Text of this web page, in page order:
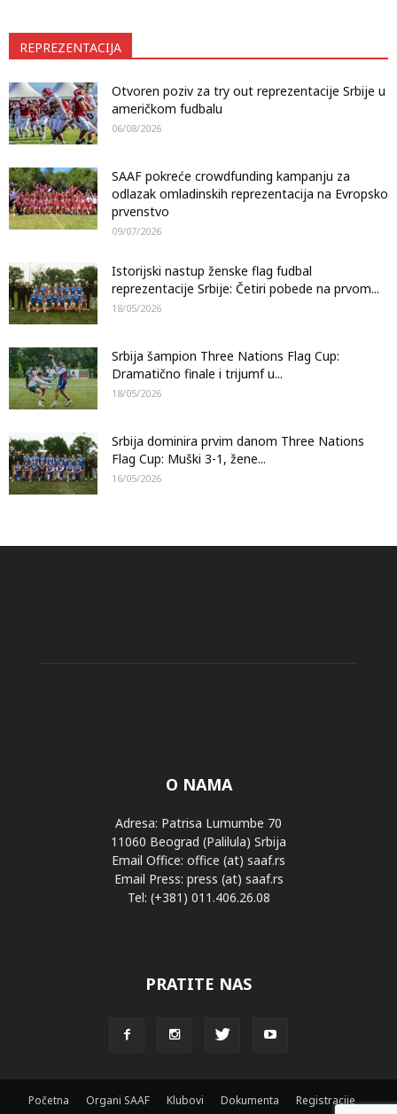
REPREZENTACIJA
Otvoren poziv za try out reprezentacije Srbije u
američkom fudbalu
06/08/2026
SAAF pokreće crowdfunding kampanju za
odlazak omladinskih reprezentacija na Evropsko
prvenstvo
09/07/2026
Istorijski nastup ženske flag fudbal
reprezentacije Srbije: Četiri pobede na prvom...
18/05/2026
Srbija šampion Three Nations Flag Cup:
Dramatično finale i trijumf u...
18/05/2026
Srbija dominira prvim danom Three Nations
Flag Cup: Muški 3-1, žene...
16/05/2026
O NAMA
Adresa: Patrisa Lumumbe 70
11060 Beograd (Palilula) Srbija
Email Office: office (at) saaf.rs
Email Press: press (at) saaf.rs
Tel: (+381) 011.406.26.08
PRATITE NAS
Početna Organi SAAF Klubovi Dokumenta
Registracije